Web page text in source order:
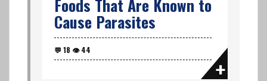
Foods That Are Known to
Cause Parasites